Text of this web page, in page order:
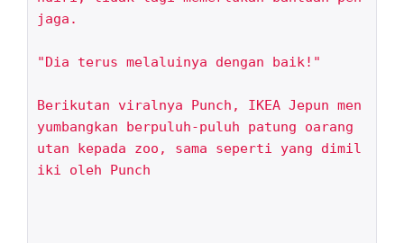
jaga.
"Dia terus melaluinya dengan baik!"
Berikutan viralnya Punch, IKEA Jepun men
yumbangkan berpuluh-puluh patung oarang
utan kepada zoo, sama seperti yang dimil
iki oleh Punch